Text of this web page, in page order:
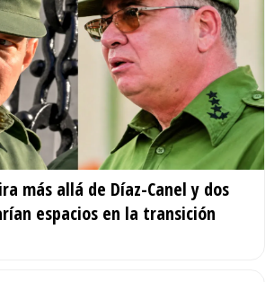
más allá de Díaz-Canel y dos
espacios en la transición